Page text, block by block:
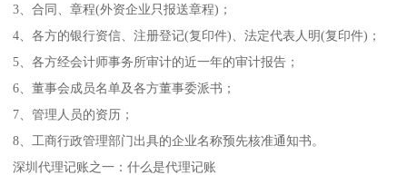
3、合同、章程(外资企业只报送章程)；
4、各方的银行资信、注册登记(复印件)、法定代表人明(复印件)；
5、各方经会计师事务所审计的近一年的审计报告；
6、董事会成员名单及各方董事委派书；
7、管理人员的资历；
8、工商行政管理部门出具的企业名称预先核准通知书。
深圳代理记账之一：什么是代理记账